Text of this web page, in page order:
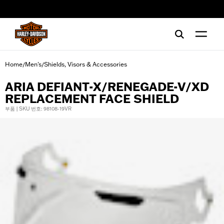
Home/Men's/Shields, Visors & Accessories
ARIA DEFIANT-X/RENEGADE-V/XD
REPLACEMENT FACE SHIELD
부품 | SKU 번호: 98108-19VR